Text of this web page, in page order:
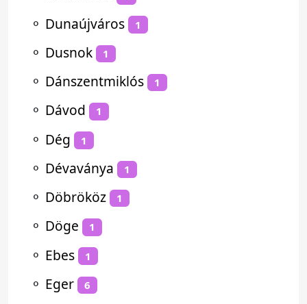
⚬ Dunaújváros 1
⚬ Dusnok 1
⚬ Dánszentmiklós 1
⚬ Dávod 1
⚬ Dég 1
⚬ Dévaványa 1
⚬ Döbrököz 1
⚬ Döge 1
⚬ Ebes 1
⚬ Eger 6